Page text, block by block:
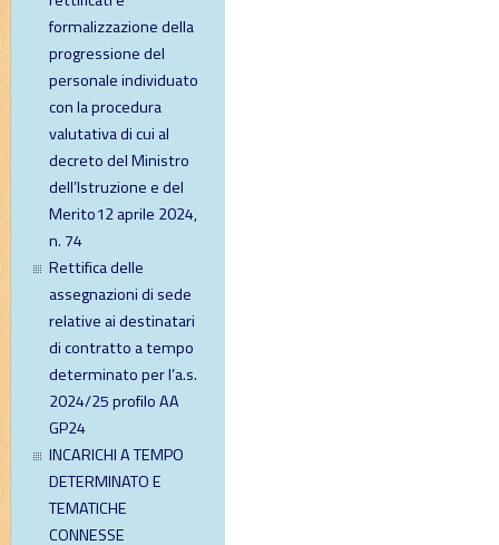
formalizzazione della
progressione del
personale individuato
con la procedura
valutativa di cui al
decreto del Ministro
dell’Istruzione e del
Merito12 aprile 2024,
n. 74
Rettifica delle
assegnazioni di sede
relative ai destinatari
di contratto a tempo
determinato per l’a.s.
2024/25 profilo AA
GP24
INCARICHI A TEMPO
DETERMINATO E
TEMATICHE
CONNESSE